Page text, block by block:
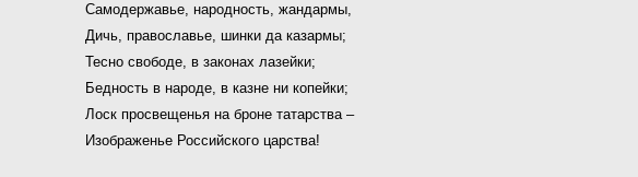
Самодержавье, народность, жандармы,
Дичь, православье, шинки да казармы;
Тесно свободе, в законах лазейки;
Бедность в народе, в казне ни копейки;
Лоск просвещенья на броне татарства –
Изображенье Российского царства!